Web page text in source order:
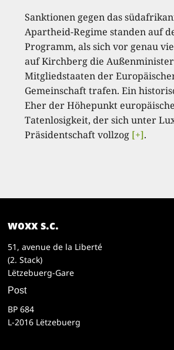
Sanktionen gegen das
Apartheid-Regime standen auf
Programm, als sich vor genau
auf Kirchberg die
Mitgliedstaaten der
Gemeinschaft trafen. Ein
Eher der Höhepunkt
Tatenlosigkeit, der sich unter
Präsidentschaft vollzog [+].
woxx s.c.
51, avenue de la Liberté
(2. Stack)
Lëtzebuerg-Gare
Post
BP 684
L-2016 Lëtzebuerg